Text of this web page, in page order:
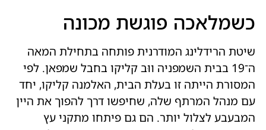
כשמלאכה פוגשת מכונה
שיטת הרידלינג המודרנית פותחה בתחילת המאה
ה־19 בבית השמפניה ווּב קליקו בחבל שמפאן. לפי
המסורת הייתה זו בעלת הבית, האלמנה קליקו, יחד
עם מנהל המרתף שלה, שחיפשו דרך להפוך את היין
המבעבע לצלול יותר. הם גם פיתחו מתקני עץ